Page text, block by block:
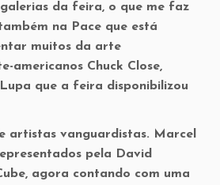
da feira, o que me faz
na Pace que está
muitos da arte
americanos Chuck Close,
que a feira disponibilizou
artistas vanguardistas. Marcel
pela David
agora contando com uma